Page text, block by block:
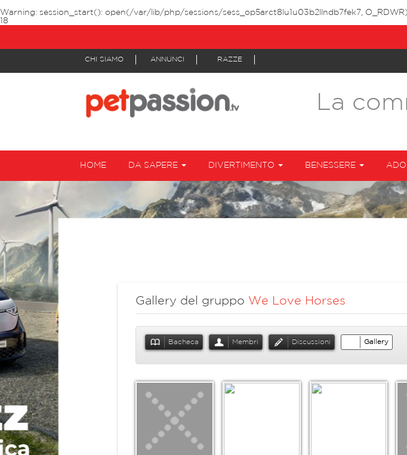
Warning: session_start(): open(/var/lib/php/sessions/sess_op5arct8lu1u03b2llndb7fek7,
18
CHI SIAMO ANNUNCI RAZZE
La
HOME DA SAPERE DIVERTIMENTO BENESSERE
Gallery del gruppo We Love Horses
Bacheca Membri Discussioni Gallery